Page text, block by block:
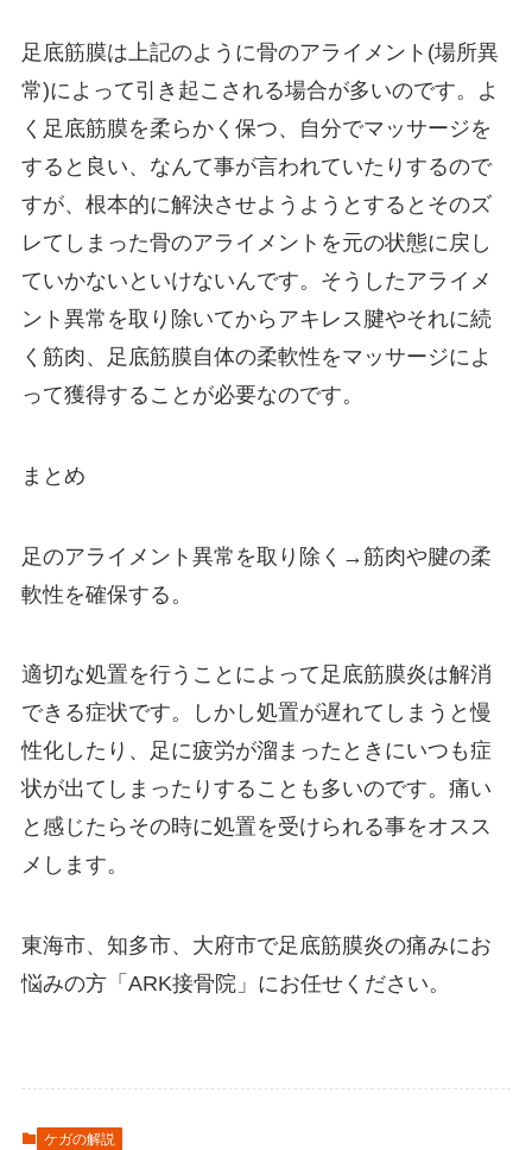
足底筋膜は上記のように骨のアライメント(場所異
常)によって引き起こされる場合が多いのです。よ
く足底筋膜を柔らかく保つ、自分でマッサージを
すると良い、なんて事が言われていたりするので
すが、根本的に解決させようようとするとそのズ
レてしまった骨のアライメントを元の状態に戻し
ていかないといけないんです。そうしたアライメ
ント異常を取り除いてからアキレス腱やそれに続
く筋肉、足底筋膜自体の柔軟性をマッサージによ
って獲得することが必要なのです。
まとめ
足のアライメント異常を取り除く→筋肉や腱の柔
軟性を確保する。
適切な処置を行うことによって足底筋膜炎は解消
できる症状です。しかし処置が遅れてしまうと慢
性化したり、足に疲労が溜まったときにいつも症
状が出てしまったりすることも多いのです。痛い
と感じたらその時に処置を受けられる事をオスス
メします。
東海市、知多市、大府市で足底筋膜炎の痛みにお
悩みの方「ARK接骨院」にお任せください。
ケガの解説